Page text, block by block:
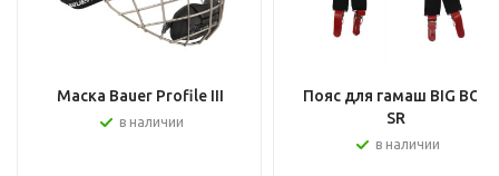
Маска Bauer Profile III
в наличии
Пояс для гамаш BIG BOY
SR
в наличии